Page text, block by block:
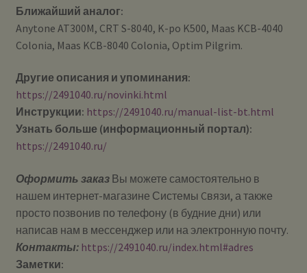
Ближайший аналог:
Anytone AT300M, CRT S-8040, K-po K500, Maas KCB-4040
Colonia, Maas KCB-8040 Colonia, Optim Pilgrim.
Другие описания и упоминания:
https://2491040.ru/novinki.html
Инструкции: https://2491040.ru/manual-list-bt.html
Узнать больше (информационный портал):
https://2491040.ru/
Оформить заказВы можете самостоятельно в
нашем интернет-магазине Системы Cвязи, а также
просто позвонив по телефону (в будние дни) или
написав нам в мессенджер или на электронную почту.
Контакты: https://2491040.ru/index.html#adres
Заметки: